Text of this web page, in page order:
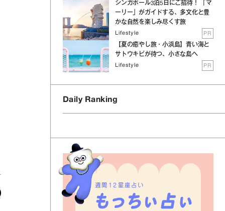
シンガポール3泊5日にご招待！ 「マ
ーリー」がガイドする、多文化と豊
かな自然を楽しみ尽くす旅
Lifestyle PR
【夏の癒やし旅・小浜島】青い海と
サトウキビが待つ、小さな島へ
Lifestyle PR
Daily Ranking
週間12星座占い